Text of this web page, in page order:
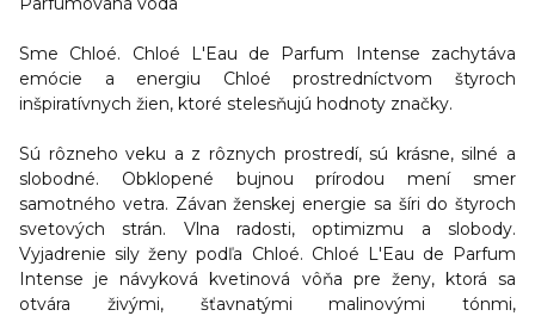
Sme Chloé. Chloé L'Eau de Parfum Intense zachytáva
emócie a energiu Chloé prostredníctvom štyroch
inšpiratívnych žien, ktoré stelesňujú hodnoty značky.
Sú rôzneho veku a z rôznych prostredí, sú krásne, silné a
slobodné. Obklopené bujnou prírodou mení smer
samotného vetra. Závan ženskej energie sa šíri do štyroch
svetových strán. Vlna radosti, optimizmu a slobody.
Vyjadrenie sily ženy podľa Chloé. Chloé L'Eau de Parfum
Intense je návyková kvetinová vôňa pre ženy, ktorá sa
otvára živými, šťavnatými malinovými tónmi,